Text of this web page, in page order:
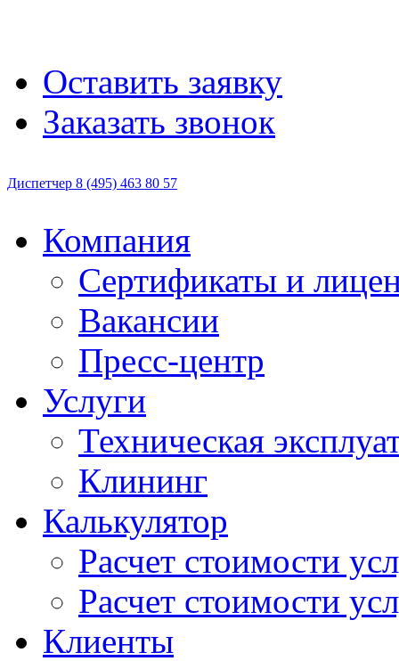
Оставить заявку
Заказать звонок
Диспетчер 8 (495) 463 80 57
Компания
Сертификаты и
Вакансии
Пресс-центр
Услуги
Техническая
Клининг
Калькулятор
Расчет стоимости
Расчет стоимости
Клиенты